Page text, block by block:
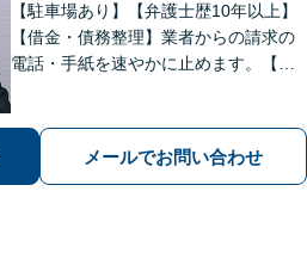
【駐車場あり】【弁護士歴10年以上】
【借金・債務整理】業者からの請求の
電話・手紙を速やかに止めます。【交
ます。【分割払い利用可】【当日・夜
間の面談可】【完全個室で対応】
メールでお問い合わせ